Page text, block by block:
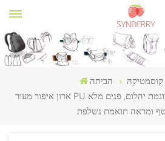
הביתה
קוסמטיקה
ארון איפור מעור PU בהתאמה אישית עם דוגמת יהלום, פנים מלא PU,
ומראה תואמת נשלפת